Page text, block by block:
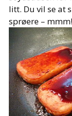
litt. Du vil se at
sprøere – mmm!